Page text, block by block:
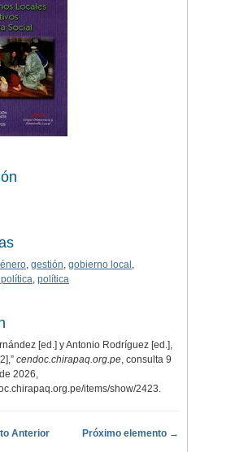
, gestión, gobierno local ,
, política
[ed.] y Antonio Rodríguez [ed.],
cendoc.chirapaq.org.pe, consulta 9
2026,
items/show/2423.
Anterior Próximo elemento →